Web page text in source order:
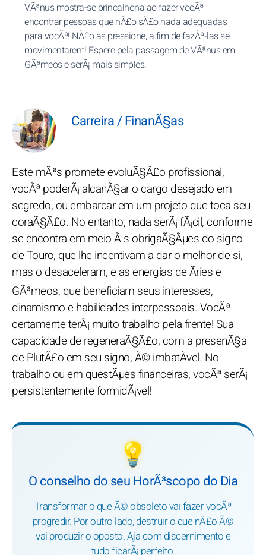
VÃªnus mostra-se brincalhona ao fazer vocÃª
encontrar pessoas que nÃ£o sÃ£o nada adequadas
para vocÃª! NÃ£o as pressione, a fim de fazÃª-las se
movimentarem! Espere pela passagem de VÃªnus em
GÃªmeos e serÃ¡ mais simples.
Carreira / FinanÃ§as
Este mÃªs promete evoluÃ§Ã£o profissional,
vocÃª poderÃ¡ alcanÃ§ar o cargo desejado em
segredo, ou embarcar em um projeto que toca seu
coraÃ§Ã£o. No entanto, nada serÃ¡ fÃ¡cil, conforme
se encontra em meio Ã s obrigaÃ§Ãµes do signo
de Touro, que lhe incentivam a dar o melhor de si,
mas o desaceleram, e as energias de Ãries e
GÃªmeos, que beneficiam seus interesses,
dinamismo e habilidades interpessoais. VocÃª
certamente terÃ¡ muito trabalho pela frente! Sua
capacidade de regeneraÃ§Ã£o, com a presenÃ§a
de PlutÃ£o em seu signo, Ã© imbatÃ­vel. No
trabalho ou em questÃµes financeiras, vocÃª serÃ¡
persistentemente formidÃ¡vel!
💡
O conselho do seu HorÃ³scopo do Dia
Transformar o que Ã© obsoleto vai fazer vocÃª
progredir. Por outro lado, destruir o que nÃ£o Ã©
vai produzir o oposto. Aja com discernimento e
tudo ficarÃ¡ perfeito.